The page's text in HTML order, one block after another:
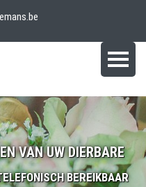
VAN UW DIERBARE
BEREIKBAAR